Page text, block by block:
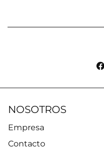
NOSOTROS
Empresa
Contacto